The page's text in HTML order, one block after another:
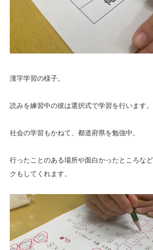
漢字学習の様子。
読みを練習中の彼は選択式で学習を行います。
社会の学習もかねて、都道府県を勉強中。
行ったことのある場所や面白かったところな
クもしてくれます。